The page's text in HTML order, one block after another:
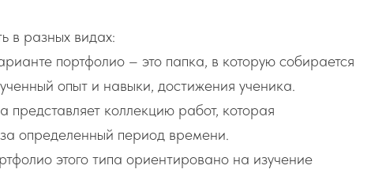
в разных видах:
портфолио – это папка, в которую собирается
опыт и навыки, достижения ученика.
представляет коллекцию работ, которая
определенный период времени.
этого типа ориентировано на изучение